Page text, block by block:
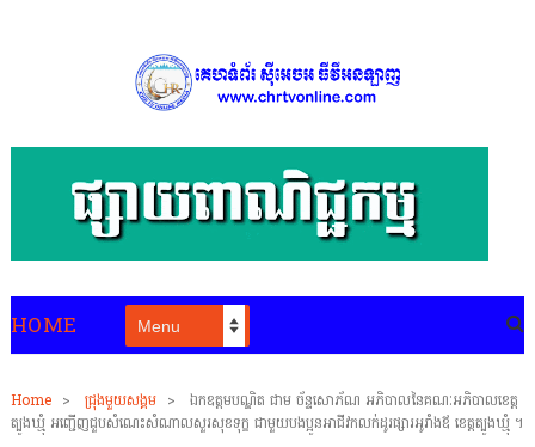
HOME
Home > ជ្រុងមួយសង្គម >
ឯកឧត្តមបណ្ឌិត ជាម ច័ន្ទសោភ័ណ អភិបាលនៃគណៈអភិបាលខេត្ត
ត្បូងឃ្មុំ អញ្ជើញជួបសំណេះសំណាលសួរសុខទុក្ខ ជាមួយបងប្អូនអាជីវកលក់ដូរផ្សារអូរាំងឪ ខេត្តត្បូងឃ្មុំ ។